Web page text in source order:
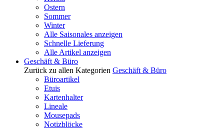
Ostern
Sommer
Winter
Alle Saisonales anzeigen
Schnelle Lieferung
Alle Artikel anzeigen
Geschäft & Büro
Zurück zu allen Kategorien Geschäft & Büro
Büroartikel
Etuis
Kartenhalter
Lineale
Mousepads
Notizblöcke